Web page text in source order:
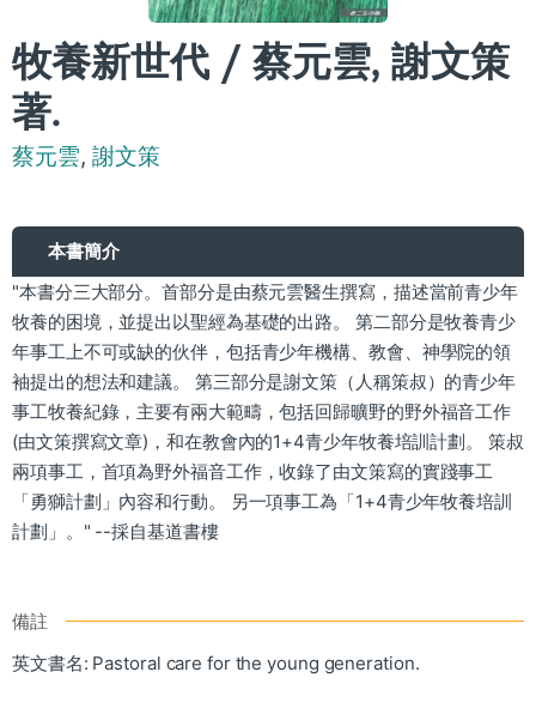
牧養新世代 / 蔡元雲, 謝文策
著.
蔡元雲, 謝文策
本書簡介
"本書分三大部分。首部分是由蔡元雲醫生撰寫，描述當前青少年
牧養的困境，並提出以聖經為基礎的出路。 第二部分是牧養青少
年事工上不可或缺的伙伴，包括青少年機構、教會、神學院的領
袖提出的想法和建議。 第三部分是謝文策（人稱策叔）的青少年
事工牧養紀錄，主要有兩大範疇，包括回歸曠野的野外福音工作
(由文策撰寫文章)，和在教會內的1+4青少年牧養培訓計劃。 策叔
兩項事工，首項為野外福音工作，收錄了由文策寫的實踐事工
「勇獅計劃」內容和行動。 另一項事工為「1+4青少年牧養培訓
計劃」。" --採自基道書樓
備註
英文書名: Pastoral care for the young generation.